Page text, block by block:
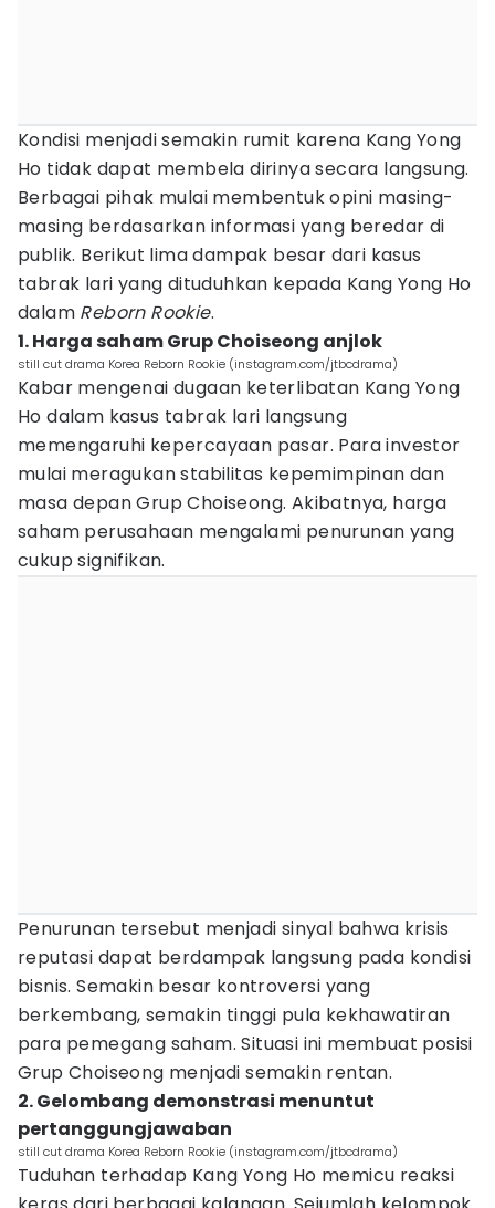
Kondisi menjadi semakin rumit karena Kang Yong
Ho tidak dapat membela dirinya secara langsung.
Berbagai pihak mulai membentuk opini masing-
masing berdasarkan informasi yang beredar di
publik. Berikut lima dampak besar dari kasus
tabrak lari yang dituduhkan kepada Kang Yong Ho
dalam Reborn Rookie.
1. Harga saham Grup Choiseong anjlok
still cut drama Korea Reborn Rookie (instagram.com/jtbcdrama)
Kabar mengenai dugaan keterlibatan Kang Yong
Ho dalam kasus tabrak lari langsung
memengaruhi kepercayaan pasar. Para investor
mulai meragukan stabilitas kepemimpinan dan
masa depan Grup Choiseong. Akibatnya, harga
saham perusahaan mengalami penurunan yang
cukup signifikan.
Penurunan tersebut menjadi sinyal bahwa krisis
reputasi dapat berdampak langsung pada kondisi
bisnis. Semakin besar kontroversi yang
berkembang, semakin tinggi pula kekhawatiran
para pemegang saham. Situasi ini membuat posisi
Grup Choiseong menjadi semakin rentan.
2. Gelombang demonstrasi menuntut
pertanggungjawaban
still cut drama Korea Reborn Rookie (instagram.com/jtbcdrama)
Tuduhan terhadap Kang Yong Ho memicu reaksi